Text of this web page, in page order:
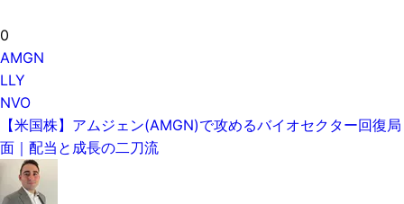
0
AMGN
LLY
NVO
【米国株】アムジェン(AMGN)で攻めるバイオセクター回復局
面｜配当と成長の二刀流